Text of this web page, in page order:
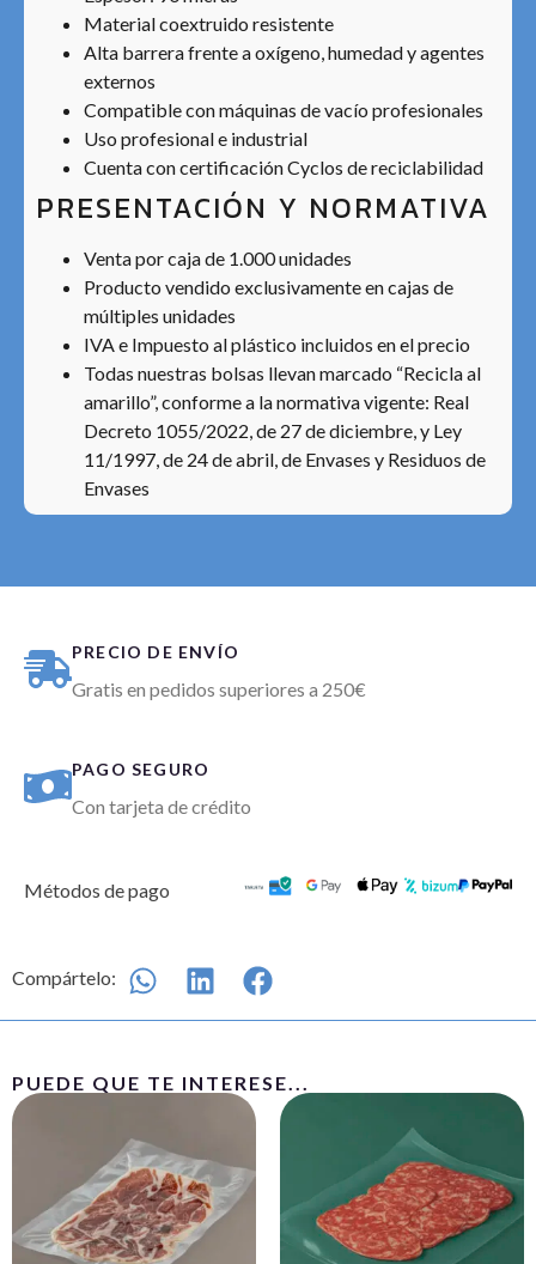
Material coextruido resistente
Alta barrera frente a oxígeno, humedad y agentes
externos
Compatible con máquinas de vacío profesionales
Uso profesional e industrial
Cuenta con certificación Cyclos de reciclabilidad
PRESENTACIÓN Y NORMATIVA
Venta por caja de 1.000 unidades
Producto vendido exclusivamente en cajas de
múltiples unidades
IVA e Impuesto al plástico incluidos en el precio
Todas nuestras bolsas llevan marcado “Recicla al
amarillo”, conforme a la normativa vigente: Real
Decreto 1055/2022, de 27 de diciembre, y Ley
11/1997, de 24 de abril, de Envases y Residuos de
Envases
PRECIO DE ENVÍO
Gratis en pedidos superiores a 250€
PAGO SEGURO
Con tarjeta de crédito
Métodos de pago
Compártelo:
PUEDE QUE TE INTERESE...